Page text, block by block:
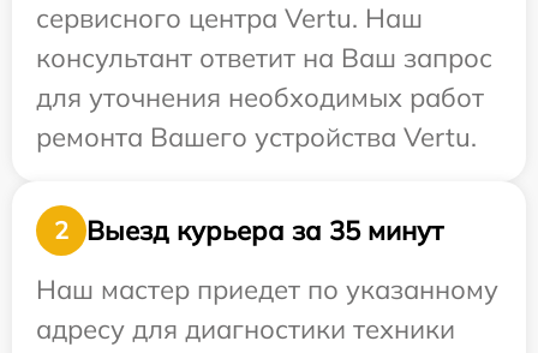
сервисного центра Vertu. Наш
консультант ответит на Ваш запрос
для уточнения необходимых работ
ремонта Вашего устройства Vertu.
2
Выезд курьера за 35 минут
Наш мастер приедет по указанному
адресу для диагностики техники